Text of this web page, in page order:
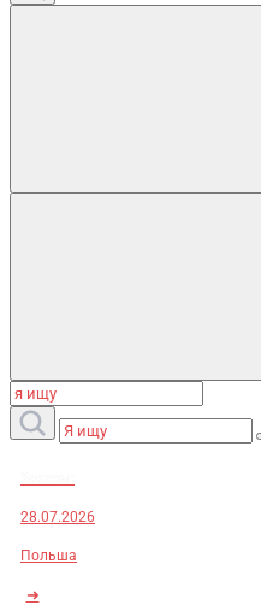
28.07.2026
Польша
➜